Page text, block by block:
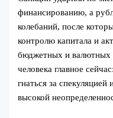
финансированию, а
колебаний, после
контролю капитала и
бюджетных и валютных
человека главное
гнаться за
высокой